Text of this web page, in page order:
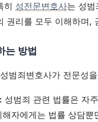
히 성전문변호사는 성
권리를 모두 이해하며,
는 방법
범죄변호사가 전문성
성범죄 관련 법률은 자
해자에게는 법률 상담뿐